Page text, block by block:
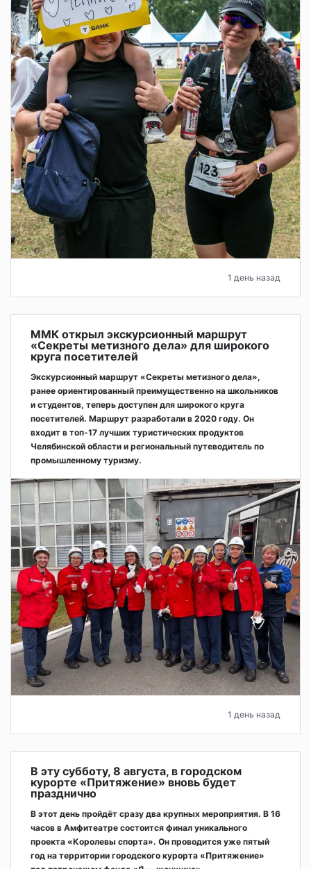
1 день назад
ММК открыл экскурсионный маршрут
«Секреты метизного дела» для широкого
круга посетителей
Экскурсионный маршрут «Секреты метизного дела»,
ранее ориентированный преимущественно на школьников
и студентов, теперь доступен для широкого круга
посетителей. Маршрут разработали в 2020 году. Он
входит в топ-17 лучших туристических продуктов
Челябинской области и региональный путеводитель по
промышленному туризму.
1 день назад
В эту субботу, 8 августа, в городском
курорте «Притяжение» вновь будет
празднично
В этот день пройдёт сразу два крупных мероприятия. В 16
часов в Амфитеатре состоится финал уникального
проекта «Королевы спорта». Он проводится уже пятый
год на территории городского курорта «Притяжение»